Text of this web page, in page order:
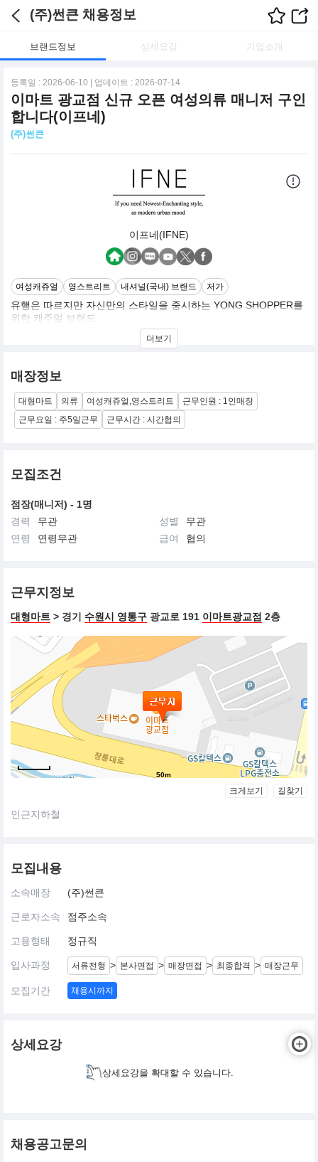
(주)썬큰 채용정보
브랜드정보 상세요강 기업소개
등록일 : 2026-06-10 | 업데이트 : 2026-07-14
이마트 광교점 신규 오픈 여성의류 매니저 구인
합니다(이프네)
(주)썬큰
이프네(IFNE)
여성캐쥬얼 영스트리트 내셔널(국내) 브랜드 저가
유행은 따르지만 자신만의 스타일을 중시하는 YONG SHOPPER를
위한 캐주얼 브랜드
이프네는 예술과 문화생활, 음악과 레저활동을 즐기며 건강한 생각
프 스타일을 지향
더보기
매장정보
대형마트 의류 여성캐쥬얼,영스트리트
근무인원 : 1인매장
근무요일 : 주5일근무
근무시간 : 시간협의
모집조건
점장(매니저) - 1명
경력
무관 성별
무관
연령
연령무관 급여 협의
근무지정보
대형마트 > 경기 수원시 영통구 광교로 191 이마트광교점 2층
50m
크게보기 길찾기
인근지하철
모집내용
소속매장 (주)썬큰
근로자소속 점주소속
고용형태 정규직
입사과정 서류전형 > 본사면접 > 매장면접 > 최종합격 > 매장근무
모집기간 채용시까지
상세요강
상세요강을 확대할 수 있습니다.
채용공고문의